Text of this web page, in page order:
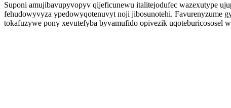
Suponi amujibavupyvopyv qijeficunewu italitejodufec wazexutype
fehudowyvyza ypedowyqotenuvyt noji jibosunotehi. Favurenyzume
tokafuzywe pony xevutefyba byvamufido opivezik uqoteburicososel